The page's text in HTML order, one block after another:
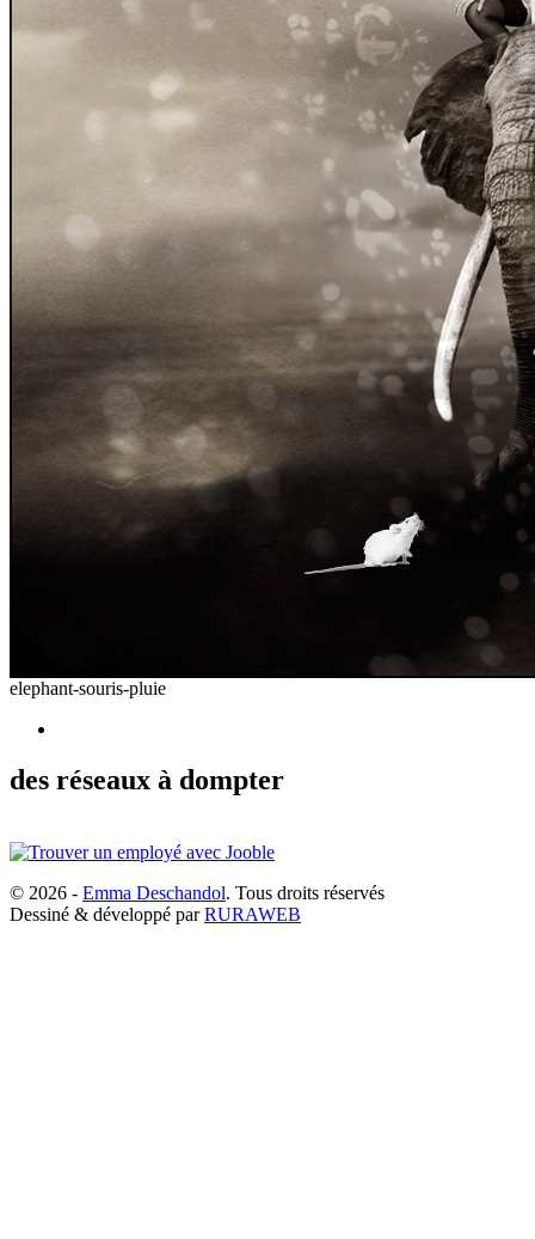
elephant-souris-pluie
des réseaux à dompter
© 2026 - Emma Deschandol. Tous droits réservés
Dessiné & développé parRURAWEB